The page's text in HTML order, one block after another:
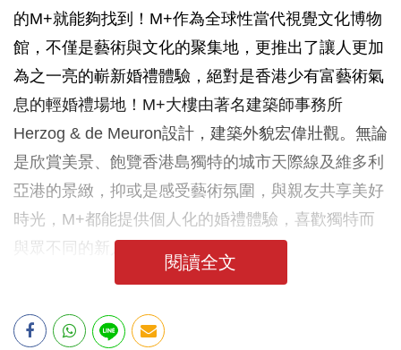
的M+就能夠找到！M+作為全球性當代視覺文化博物
館，不僅是藝術與文化的聚集地，更推出了讓人更加
為之一亮的嶄新婚禮體驗，絕對是香港少有富藝術氣
息的輕婚禮場地！M+大樓由著名建築師事務所
Herzog & de Meuron設計，建築外貌宏偉壯觀。無論
是欣賞美景、飽覽香港島獨特的城市天際線及維多利
亞港的景緻，抑或是感受藝術氛圍，與親友共享美好
時光，M+都能提供個人化的婚禮體驗，喜歡獨特而
與眾不同的新人萬勿錯過！
閱讀全文